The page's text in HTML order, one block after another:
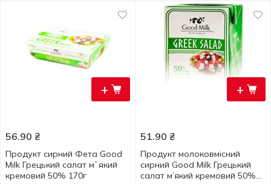
+
56.90 ₴
Продукт сирний Фета Good
Milk Грецький салат м`який
кремовий 50% 170г
+
51.90 ₴
Продукт молоковмісний
сирний Good Milk Грецький
салат м’який кремовий 50%